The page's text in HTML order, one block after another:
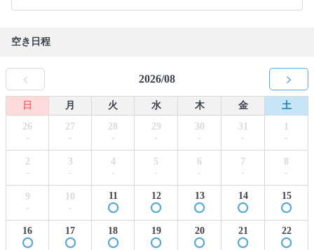
空き日程
2026/08
日 月 火 水 木 金
土
26
-
27
-
28
-
29
-
30
-
31
-
1
-
2
-
3
-
4
-
5
-
6
-
7
-
8
-
9
-
10
-
11 12 13 14 15
16 17 18 19 20 21 22